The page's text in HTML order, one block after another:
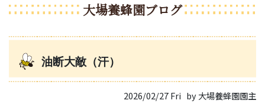
大場養蜂園ブログ
油断大敵（汗）
2026/02/27 Fri by 大場養蜂園園主